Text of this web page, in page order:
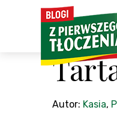
Autor: Kasia,